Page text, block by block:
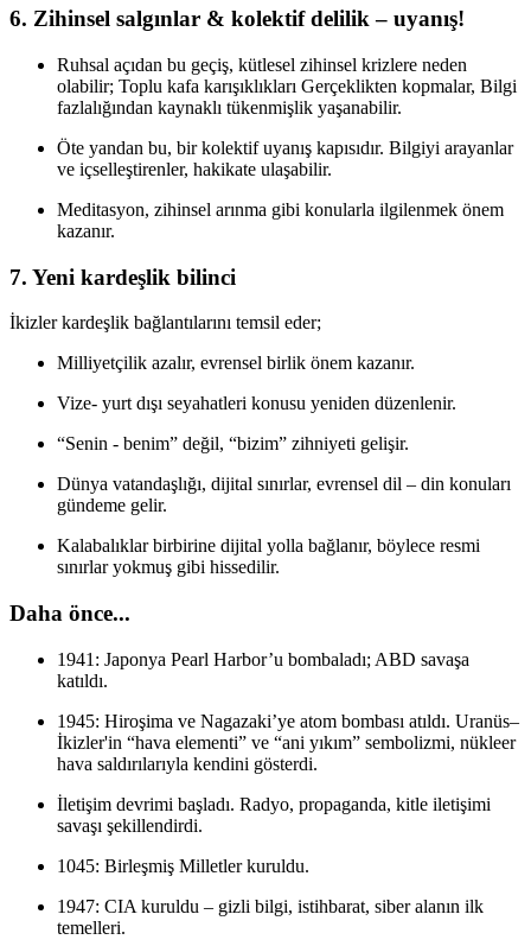
6. Zihinsel salgınlar & kolektif delilik – uyanış!
Ruhsal açıdan bu geçiş, kütlesel zihinsel krizlere neden
olabilir; Toplu kafa karışıklıkları Gerçeklikten kopmalar, Bilgi
fazlalığından kaynaklı tükenmişlik yaşanabilir.
Öte yandan bu, bir kolektif uyanış kapısıdır. Bilgiyi arayanlar
ve içselleştirenler, hakikate ulaşabilir.
Meditasyon, zihinsel arınma gibi konularla ilgilenmek önem
kazanır.
7. Yeni kardeşlik bilinci
İkizler kardeşlik bağlantılarını temsil eder;
Milliyetçilik azalır, evrensel birlik önem kazanır.
Vize- yurt dışı seyahatleri konusu yeniden düzenlenir.
“Senin - benim” değil, “bizim” zihniyeti gelişir.
Dünya vatandaşlığı, dijital sınırlar, evrensel dil – din konuları
gündeme gelir.
Kalabalıklar birbirine dijital yolla bağlanır, böylece resmi
sınırlar yokmuş gibi hissedilir.
Daha önce...
1941: Japonya Pearl Harbor’u bombaladı; ABD savaşa
katıldı.
1945: Hiroşima ve Nagazaki’ye atom bombası atıldı. Uranüs–
İkizler'in “hava elementi” ve “ani yıkım” sembolizmi, nükleer
hava saldırılarıyla kendini gösterdi.
İletişim devrimi başladı. Radyo, propaganda, kitle iletişimi
savaşı şekillendirdi.
1045: Birleşmiş Milletler kuruldu.
1947: CIA kuruldu – gizli bilgi, istihbarat, siber alanın ilk
temelleri.